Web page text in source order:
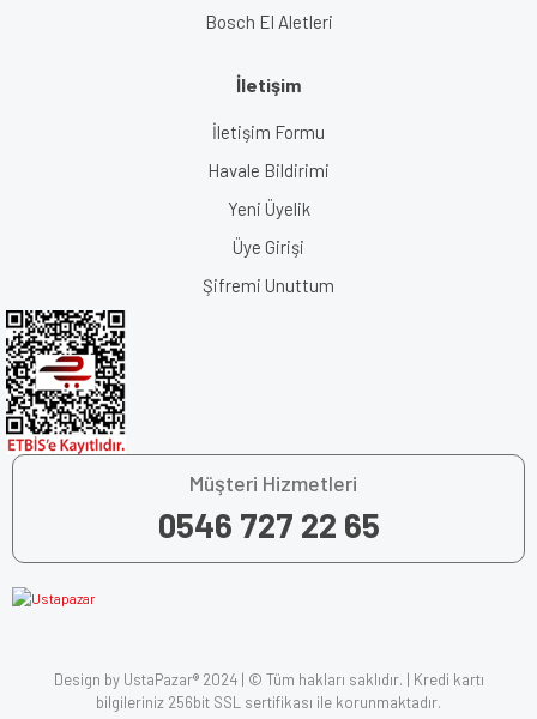
Bosch El Aletleri
İletişim
İletişim Formu
Havale Bildirimi
Yeni Üyelik
Üye Girişi
Şifremi Unuttum
Müşteri Hizmetleri
0546 727 22 65
Design by UstaPazar® 2024 | © Tüm hakları saklıdır. | Kredi kartı
bilgileriniz 256bit SSL sertifikası ile korunmaktadır.